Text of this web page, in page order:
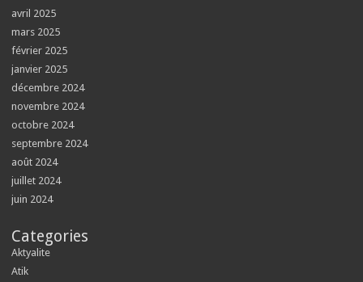
avril 2025
mars 2025
février 2025
janvier 2025
décembre 2024
novembre 2024
octobre 2024
septembre 2024
août 2024
juillet 2024
juin 2024
Categories
Aktyalite
Atik